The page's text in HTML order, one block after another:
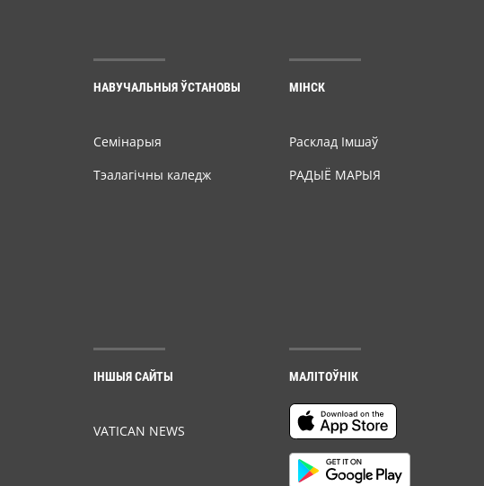
НАВУЧАЛЬНЫЯ ЎСТАНОВЫ
Семiнарыя
Тэалагічны каледж
МІНСК
Расклад Імшаў
РАДЫЁ МАРЫЯ
ІНШЫЯ САЙТЫ
VATICAN NEWS
МАЛІТОЎНІК